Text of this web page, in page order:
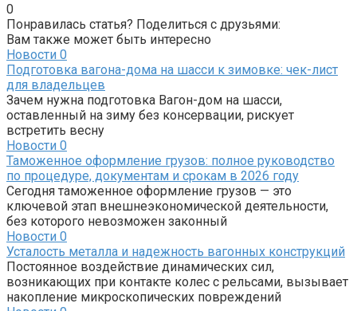
0
Понравилась статья? Поделиться с друзьями:
Вам также может быть интересно
Новости 0
Подготовка вагона-дома на шасси к зимовке: чек-лист
для владельцев
Зачем нужна подготовка Вагон-дом на шасси,
оставленный на зиму без консервации, рискует
встретить весну
Новости 0
Таможенное оформление грузов: полное руководство
по процедуре, документам и срокам в 2026 году
Сегодня таможенное оформление грузов — это
ключевой этап внешнеэкономической деятельности,
без которого невозможен законный
Новости 0
Усталость металла и надежность вагонных конструкций
Постоянное воздействие динамических сил,
возникающих при контакте колес с рельсами, вызывает
накопление микроскопических повреждений